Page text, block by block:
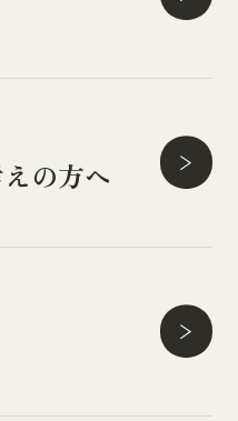
の方へ